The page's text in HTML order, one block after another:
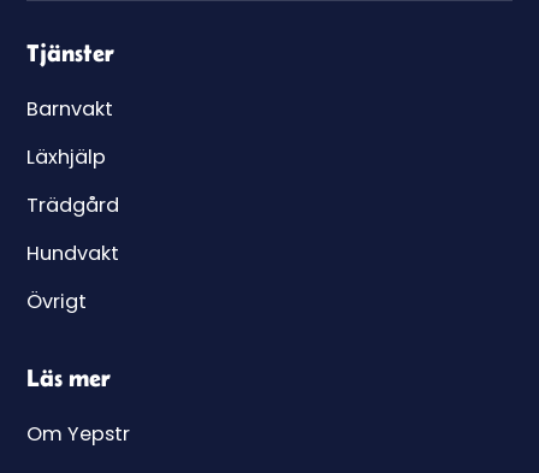
Tjänster
Barnvakt
Läxhjälp
Trädgård
Hundvakt
Övrigt
Läs mer
Om Yepstr